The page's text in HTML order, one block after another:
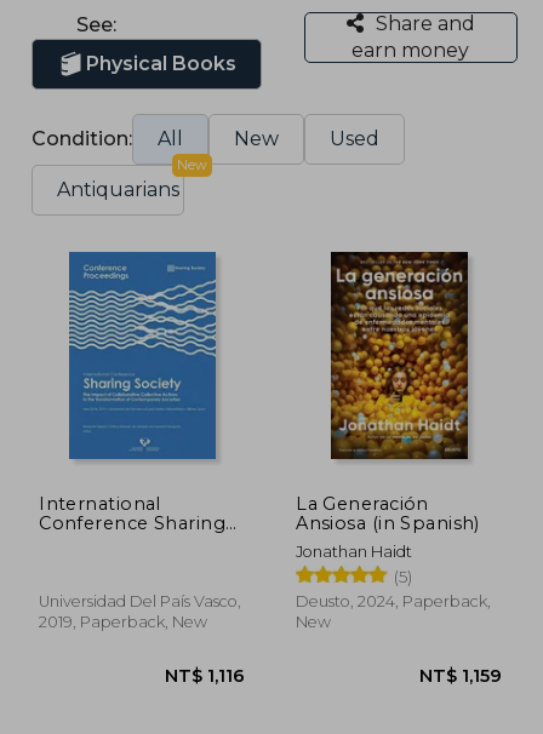
See:
Physical Books
Share and
earn money
Condition: All New Used
Antiquarians
New
International
Conference Sharing
Universidad Del País Vasco,
2019, Paperback, New
La Generación
Ansiosa (in Spanish)
Jonathan Haidt
(5)
Deusto, 2024, Paperback,
New